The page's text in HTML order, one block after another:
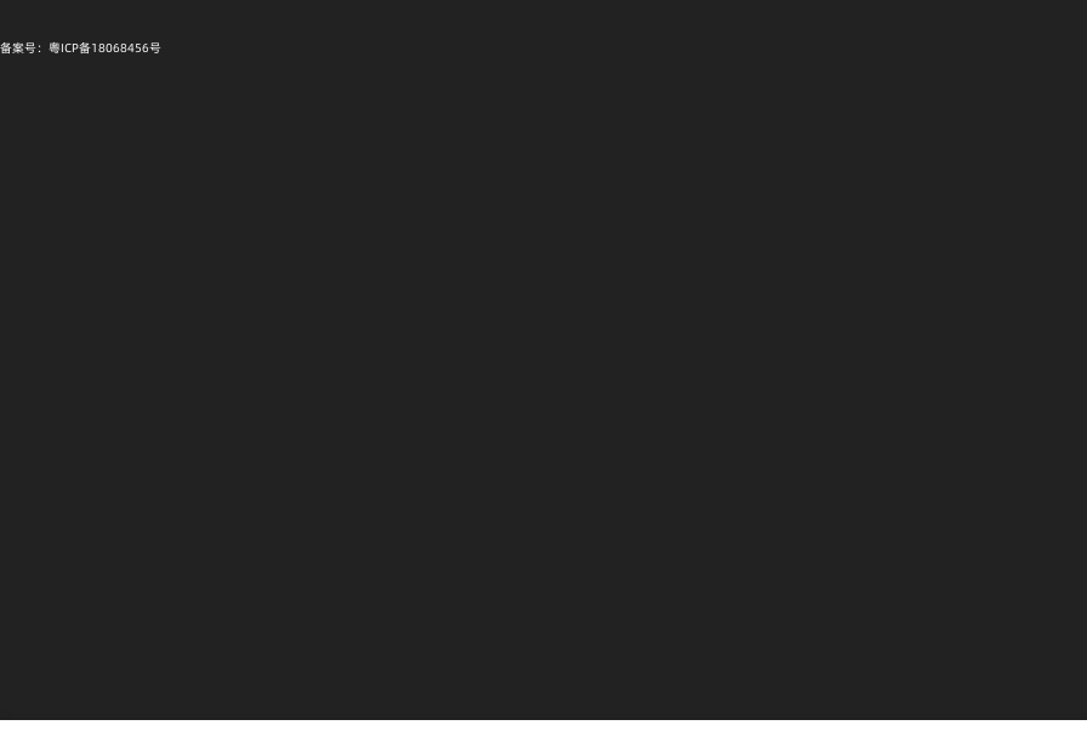
备案号：粤ICP备18068456号